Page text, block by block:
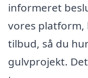
informeret
vores platform,
tilbud, så du
gulvprojekt.